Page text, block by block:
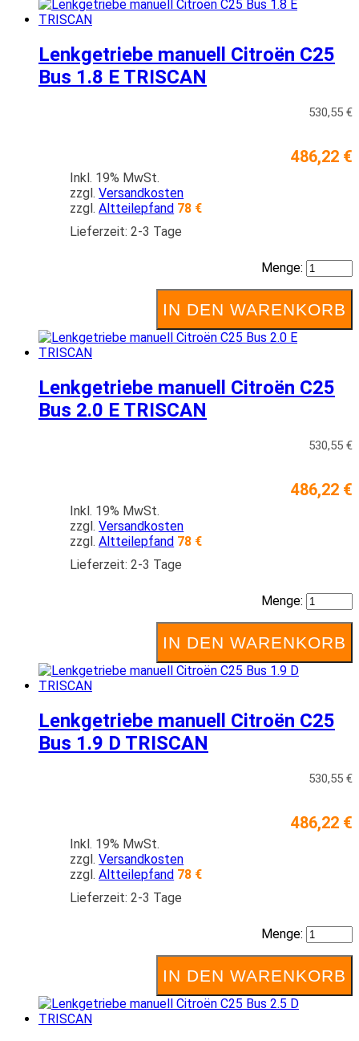
Lenkgetriebe manuell Citroën C25
Bus 1.8 E TRISCAN
530,55 €
486,22 €
Inkl. 19% MwSt.
zzgl.Versandkosten
zzgl.Altteilepfand 78 €
Lieferzeit: 2-3 Tage
Menge:
IN DEN WARENKORB
Lenkgetriebe manuell Citroën C25
Bus 2.0 E TRISCAN
530,55 €
486,22 €
Inkl. 19% MwSt.
zzgl.Versandkosten
zzgl.Altteilepfand 78 €
Lieferzeit: 2-3 Tage
Menge:
IN DEN WARENKORB
Lenkgetriebe manuell Citroën C25
Bus 1.9 D TRISCAN
530,55 €
486,22 €
Inkl. 19% MwSt.
zzgl.Versandkosten
zzgl.Altteilepfand 78 €
Lieferzeit: 2-3 Tage
Menge:
IN DEN WARENKORB